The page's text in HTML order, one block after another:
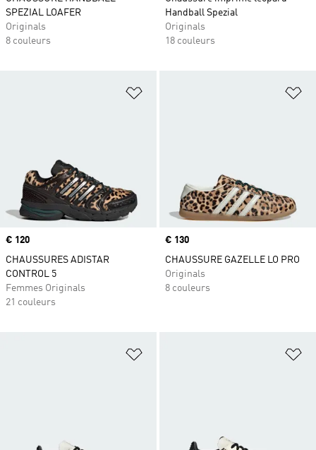
SPEZIAL LOAFER
Originals
8 couleurs
Handball Spezial
Originals
18 couleurs
Ajouter à la Liste de produits
Prix
€ 120
CHAUSSURES ADISTAR
CONTROL 5
Femmes Originals
21 couleurs
Prix
€ 130
CHAUSSURE GAZELLE LO PRO
Originals
8 couleurs
Ajouter à la Liste de produits